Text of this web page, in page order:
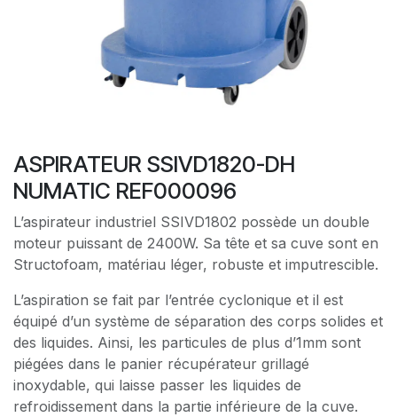
ASPIRATEUR SSIVD1820-DH
NUMATIC REF000096
L’aspirateur industriel SSIVD1802 possède un double
moteur puissant de 2400W. Sa tête et sa cuve sont en
Structofoam, matériau léger, robuste et imputrescible.
L’aspiration se fait par l’entrée cyclonique et il est
équipé d’un système de séparation des corps solides et
des liquides. Ainsi, les particules de plus d’1mm sont
piégées dans le panier récupérateur grillagé
inoxydable, qui laisse passer les liquides de
refroidissement dans la partie inférieure de la cuve.